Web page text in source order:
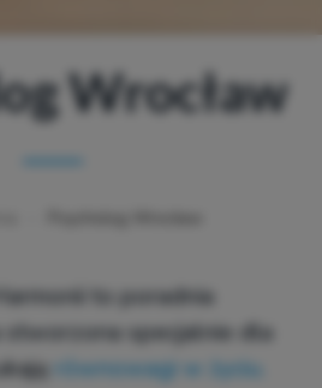
Wrocław
to poradnia
specjalnie dla
równowagi w życiu.